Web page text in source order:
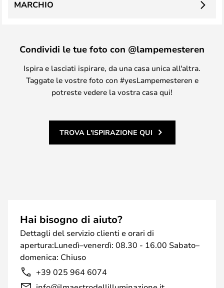
MARCHIO
Condividi le tue foto con @lampemesteren
Ispira e lasciati ispirare, da una casa unica all'altra.
Taggate le vostre foto con #yesLampemesteren e
potreste vedere la vostra casa qui!
TROVA L'ISPIRAZIONE QUI
Hai bisogno di aiuto?
Dettagli del servizio clienti e orari di
apertura:Lunedì–venerdì: 08.30 - 16.00 Sabato–
domenica: Chiuso
+39 025 964 6074